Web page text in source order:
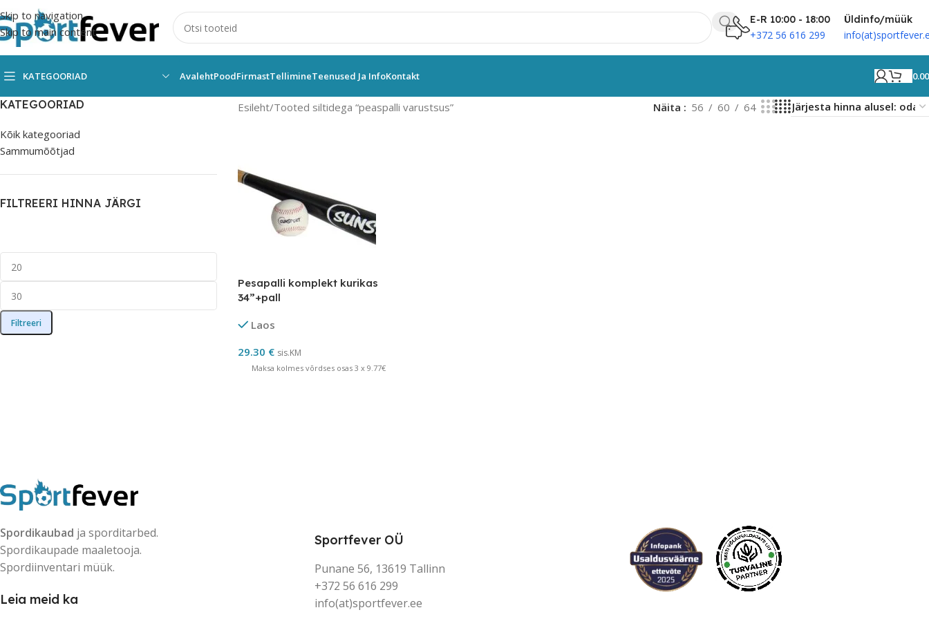
Skip to navigation
Skip to main content
E-R 10:00 - 18:00
+372 56 616 299
Üldinfo/müük
KATEGOORIAD AvalehtPoodFirmastTellimineTeenused Ja InfoKontakt
KATEGOORIAD
Kõik kategooriad
Sammumõõtjad
FILTREERI HINNA JÄRGI
Filtreeri
Esileht Tooted siltidega “peaspalli varustsus” Näita 56 60 64
Pesapalli komplekt kurikas
34”+pall
Laos
29.30 € sis.KM
Maksa kolmes võrdses osas 3 x 9.77€
Spordikaubad ja sporditarbed.
Spordikaupade maaletooja.
Spordiinventari müük.
Leia meid ka
Sportfever OÜ
Punane 56, 13619 Tallinn
+372 56 616 299
info(at)sportfever.ee